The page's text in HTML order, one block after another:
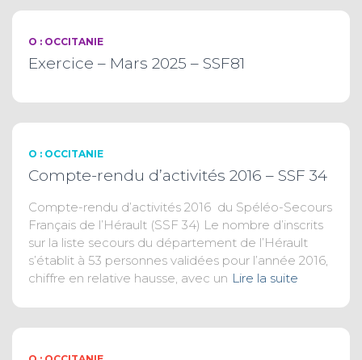
O : OCCITANIE
Exercice – Mars 2025 – SSF81
O : OCCITANIE
Compte-rendu d’activités 2016 – SSF 34
Compte-rendu d’activités 2016 du Spéléo-Secours
Français de l’Hérault (SSF 34) Le nombre d’inscrits
sur la liste secours du département de l’Hérault
s’établit à 53 personnes validées pour l’année 2016,
chiffre en relative hausse, avec un Lire la suite